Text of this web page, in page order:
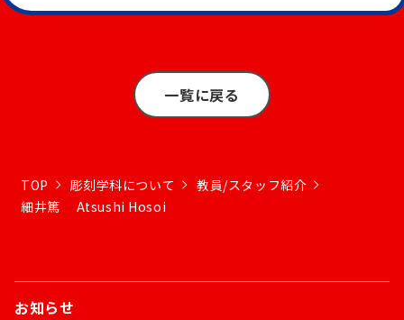
一覧に戻る
TOP 彫刻学科について
教員/スタッフ紹介
細井篤 Atsushi Hosoi
お知らせ